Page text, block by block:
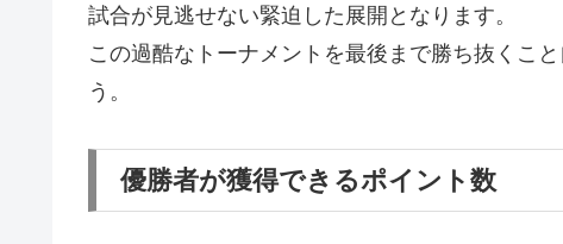
試合が見逃せない緊迫した展開となります。
この過酷なトーナメントを最後まで勝ち抜くこ
う。
優勝者が獲得できるポイント数